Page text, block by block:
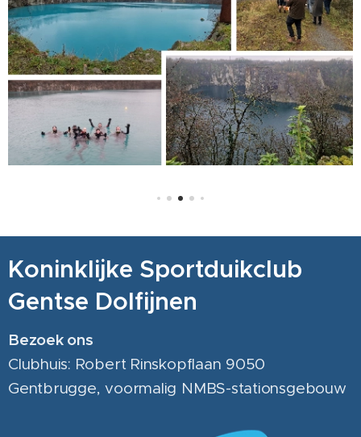
Koninklijke Sportduikclub
Gentse Dolfijnen
Bezoek ons
Clubhuis: Robert Rinskopflaan 9050
Gentbrugge, voormalig NMBS-stationsgebouw